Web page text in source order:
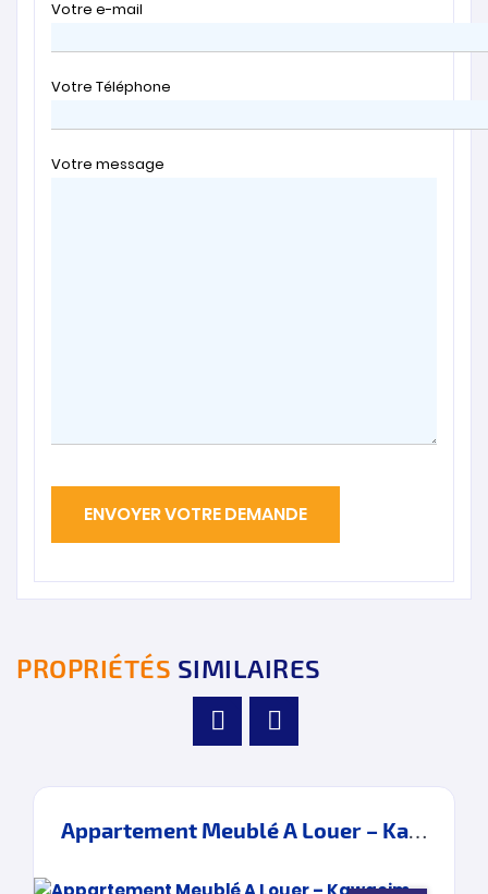
Votre e-mail
Votre Téléphone
Votre message
PROPRIÉTÉS SIMILAIRES
Appartement Meublé A Louer – Kawacim – Tanger